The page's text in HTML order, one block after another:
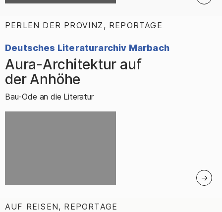
PERLEN DER PROVINZ, REPORTAGE
Deutsches Literaturarchiv Marbach
–
Aura-Architektur auf
der Anhöhe
Bau-Ode an die Literatur
AUF REISEN, REPORTAGE